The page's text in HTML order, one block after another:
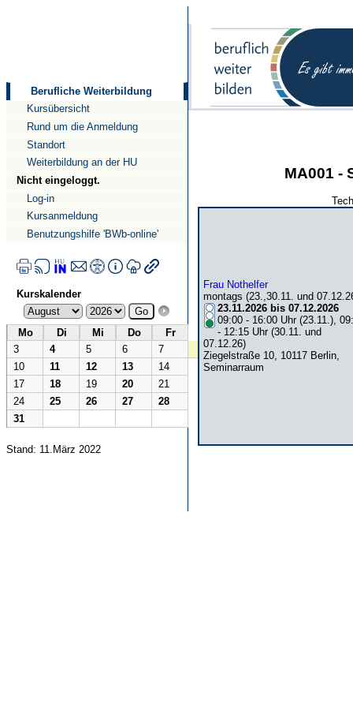
Berufliche Weiterbildung
Kursübersicht
Rund um die Anmeldung
Standort
Weiterbildung an der HU
Nicht eingeloggt.
Log-in
Kursanmeldung
Benutzungshilfe 'BWb-online'
Kurskalender
Mo Di Mi Do
Fr
3
4 5 6
7
10
11 12 13
14
17
18 19 20
21
24
25 26 27
28
31
Stand: 11.März 2022
MA001 -
Frau Nothelfer
montags (23.,30.11. und
23.11.2026 bis 07.12.2026
09:00 - 16:00 Uhr (23.11.),
- 12:15 Uhr (30.11. und
07.12.26)
Ziegelstraße 10, 10117 Berlin,
Seminarraum